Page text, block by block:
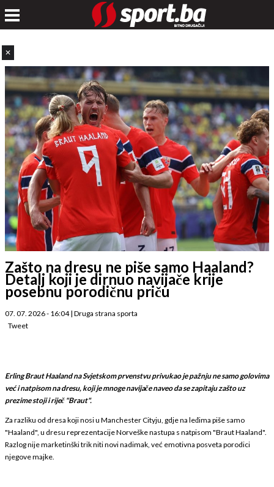
✕
Zašto na dresu ne piše samo Haaland?
Detalj koji je dirnuo navijače krije
posebnu porodičnu priču
07. 07. 2026 - 16:04| Druga strana sporta
Tweet
Erling Braut Haaland na Svjetskom prvenstvu privukao je pažnju ne samo golovima
već i natpisom na dresu, koji je mnoge navijače naveo da se zapitaju zašto uz
prezime stoji i riječ "Braut".
Za razliku od dresa koji nosi u Manchester Cityju, gdje na leđima piše samo
"Haaland", u dresu reprezentacije Norveške nastupa s natpisom "Braut Haaland".
Razlog nije marketinški trik niti novi nadimak, već emotivna posveta porodici
njegove majke.